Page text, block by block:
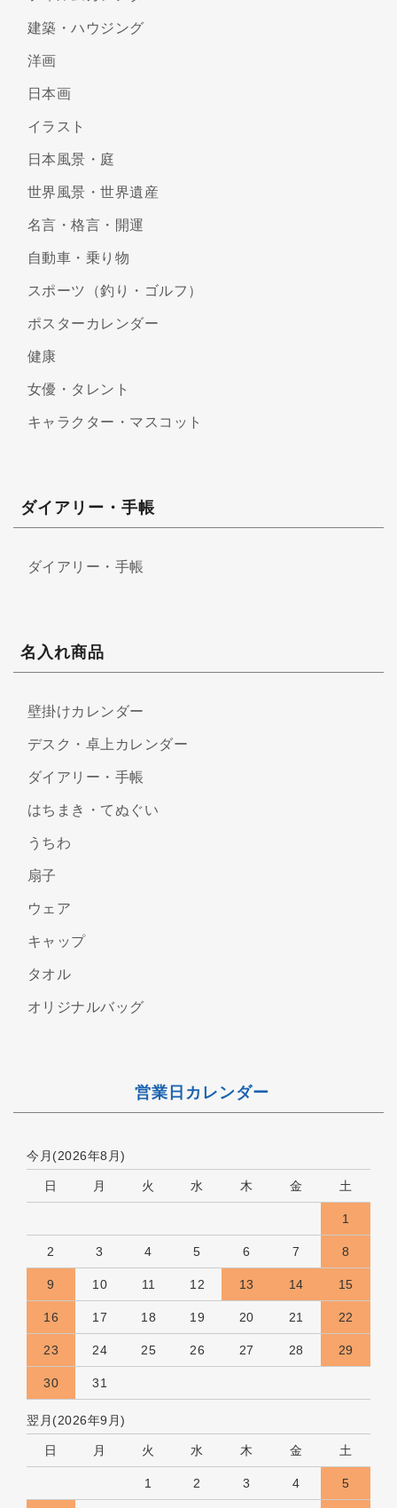
建築・ハウジング
洋画
日本画
イラスト
日本風景・庭
世界風景・世界遺産
名言・格言・開運
自動車・乗り物
スポーツ（釣り・ゴルフ）
ポスターカレンダー
健康
女優・タレント
キャラクター・マスコット
ダイアリー・手帳
ダイアリー・手帳
名入れ商品
壁掛けカレンダー
デスク・卓上カレンダー
ダイアリー・手帳
はちまき・てぬぐい
うちわ
扇子
ウェア
キャップ
タオル
オリジナルバッグ
営業日カレンダー
今月(2026年8月)
日 月 火 水 木 金 土
1
2 3 4 5 6 7 8
9 10 11 12 13 14 15
16 17 18 19 20 21 22
23 24 25 26 27 28 29
30 31
翌月(2026年9月)
日 月 火 水 木 金 土
1 2 3 4 5